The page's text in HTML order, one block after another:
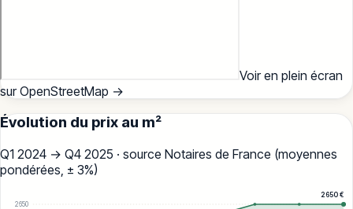
Voir en plein écran
sur OpenStreetMap →
Évolution du prix au m²
Q1 2024 → Q4 2025 · source Notaires de France (moyennes
pondérées, ± 3%)
2 650
2 650€